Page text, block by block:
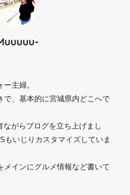
主婦。
で、基本的に宮城県内どこへで
がらブログを立ち上げまし
もいじりカスタマイズしていま
メインにグルメ情報など書いて